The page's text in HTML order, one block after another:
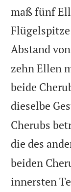
maß fünf
Abstand
zehn Ellen
beide
dieselbe
Cherubs
die des
beiden
innersten